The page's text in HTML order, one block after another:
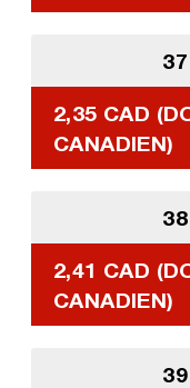
2,35 CAD
CANADIEN)
2,41 CAD
CANADIEN)